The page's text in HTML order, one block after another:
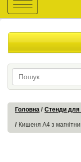
Toggle
navigation
Головна Стенди
Кишеня А4 з